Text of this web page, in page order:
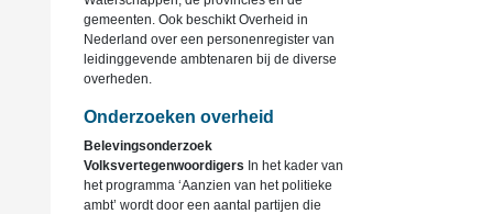
gemeenten. Ook beschikt Overheid in
Nederland over een personenregister van
leidinggevende ambtenaren bij de diverse
overheden.
Onderzoeken overheid
Belevingsonderzoek
Volksvertegenwoordigers In het kader van
het programma ‘Aanzien van het politieke
ambt’ wordt door een aantal partijen die